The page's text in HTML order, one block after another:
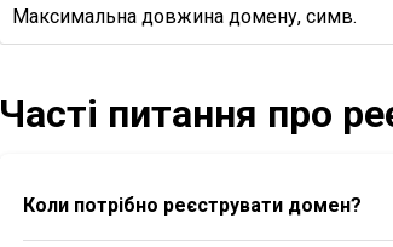
Максимальна довжина домену, симв.
Часті питання про
Коли потрібно реєструвати домен?